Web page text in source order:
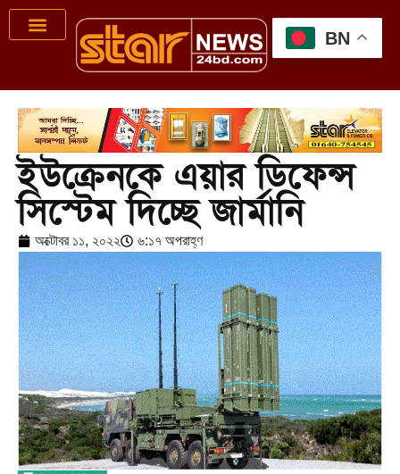
ইউক্রেনকে এয়ার ডিফেন্স
সিস্টেম দিচ্ছে জার্মানি
অক্টোবর ১১, ২০২২ ৬:১৭ অপরাহ্ণ
BN